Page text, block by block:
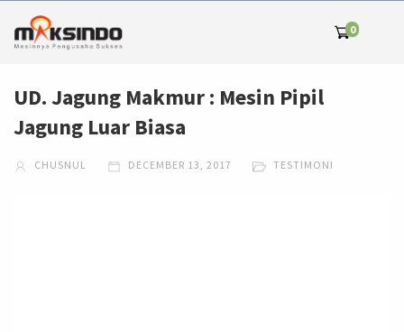
0
UD. Jagung Makmur : Mesin Pipil
Jagung Luar Biasa
CHUSNUL DECEMBER 13, 2017 TESTIMONI